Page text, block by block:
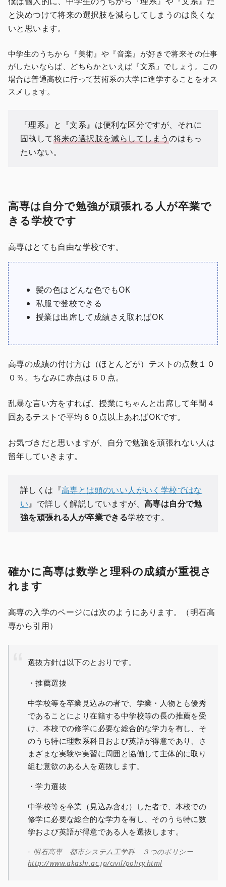
と決めつけて将来の選択肢を減らしてしまうのは良くな
いと思います。
中学生のうちから『美術』や『音楽』が好きで将来その仕事
がしたいならば、どちらかといえば『文系』でしょう。この
場合は普通高校に行って芸術系の大学に進学することをオス
スメします。
『理系』と『文系』は便利な区分ですが、それに
固執して将来の選択肢を減らしてしまうのはもっ
たいない。
高専は自分で勉強が頑張れる人が卒業で
きる学校です
高専はとても自由な学校です。
髪の色はどんな色でもOK
私服で登校できる
授業は出席して成績さえ取ればOK
高専の成績の付け方は（ほとんどが）テストの点数１０
０％。ちなみに赤点は６０点。
乱暴な言い方をすれば、授業にちゃんと出席して年間４
回あるテストで平均６０点以上あればOKです。
お気づきだと思いますが、自分で勉強を頑張れない人は
留年していきます。
詳しくは『高専とは頭のいい人がいく学校ではな
い』で詳しく解説していますが、高専は自分で勉
強を頑張れる人が卒業できる学校です。
確かに高専は数学と理科の成績が重視さ
れます
高専の入学のページには次のようにあります。（明石高
専から引用）
選抜方針は以下のとおりです。
・推薦選抜
中学校等を卒業見込みの者で、学業・人物とも優秀
であることにより在籍する中学校等の長の推薦を受
け、本校での修学に必要な総合的な学力を有し、そ
のうち特に理数系科目および英語が得意であり、さ
まざまな実験や実習に周囲と協働して主体的に取り
組む意欲のある人を選抜します。
・学力選抜
中学校等を卒業（見込み含む）した者で、本校での
修学に必要な総合的な学力を有し、そのうち特に数
学および英語が得意である人を選抜します。
明石高専 都市システム工学科 ３つのポリシー
http://www.akashi.ac.jp/civil/policy.html